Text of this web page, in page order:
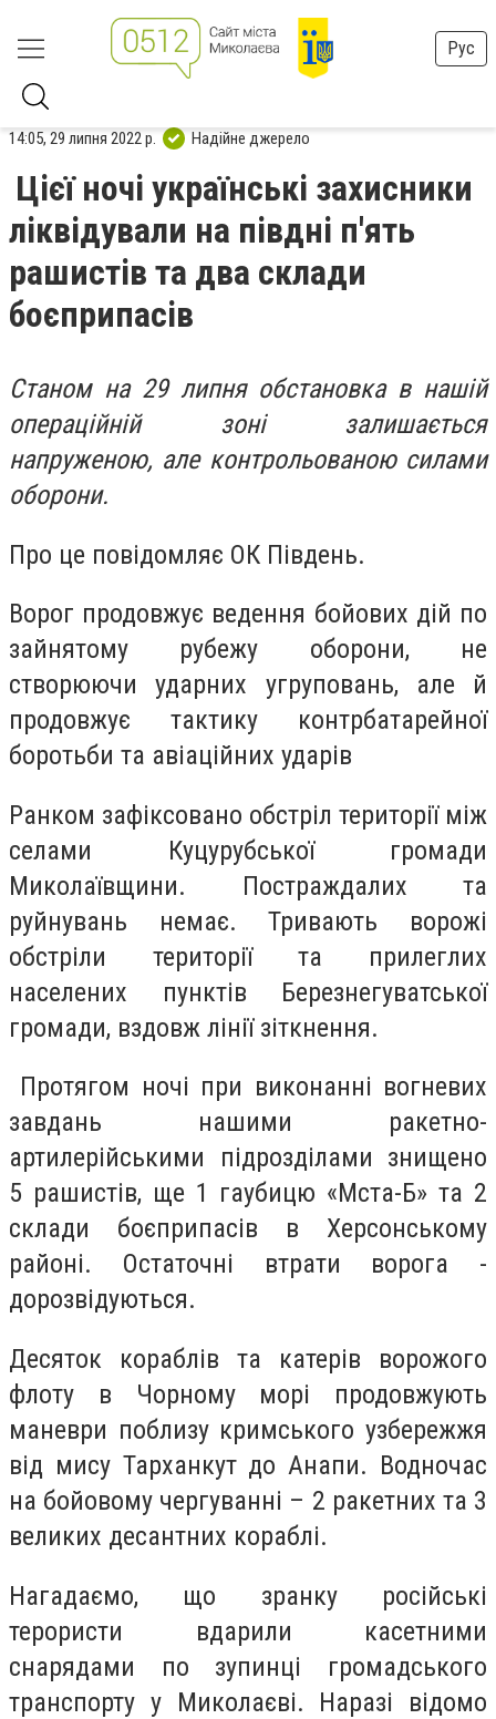
Рус
14:05, 29 липня 2022 р. Надійне джерело
Цієї ночі українські захисники
ліквідували на півдні п'ять
рашистів та два склади
боєприпасів
Станом на 29 липня обстановка в нашій
операційній зоні залишається
напруженою, але контрольованою силами
оборони.
Про це повідомляє ОК Південь.
Ворог продовжує ведення бойових дій по
зайнятому рубежу оборони, не
створюючи ударних угруповань, але й
продовжує тактику контрбатарейної
боротьби та авіаційних ударів
Ранком зафіксовано обстріл території між
селами Куцурубської громади
Миколаївщини. Постраждалих та
руйнувань немає. Тривають ворожі
обстріли території та прилеглих
населених пунктів Березнегуватської
громади, вздовж лінії зіткнення.
Протягом ночі при виконанні вогневих
завдань нашими ракетно-
артилерійськими підрозділами знищено
5 рашистів, ще 1 гаубицю «Мста-Б» та 2
склади боєприпасів в Херсонському
районі. Остаточні втрати ворога -
дорозвідуються.
Десяток кораблів та катерів ворожого
флоту в Чорному морі продовжують
маневри поблизу кримського узбережжя
від мису Тарханкут до Анапи. Водночас
на бойовому чергуванні – 2 ракетних та 3
великих десантних кораблі.
Нагадаємо, що зранку російські
терористи вдарили касетними
снарядами по зупинці громадського
транспорту у Миколаєві. Наразі відомо